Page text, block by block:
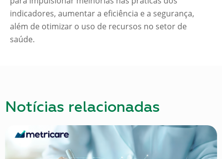
indicadores, aumentar a eficiência e a segurança,
além de otimizar o uso de recursos no setor de
saúde.
Notícias relacionadas